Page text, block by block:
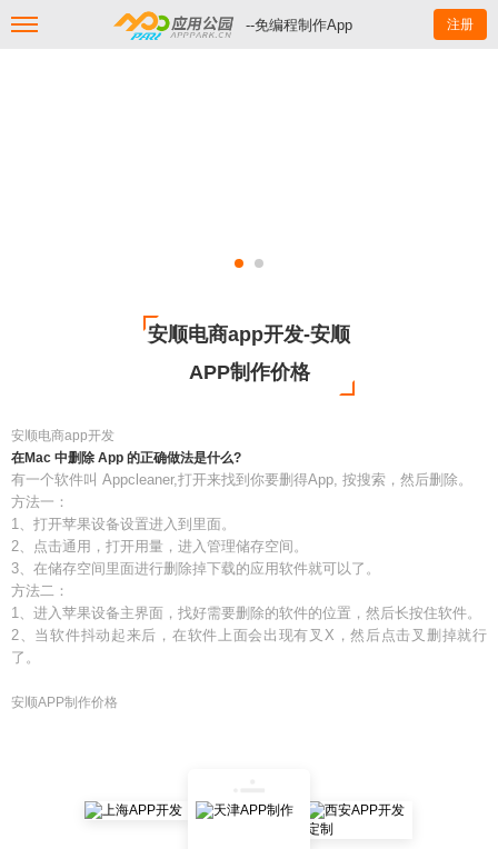
--免编程制作App 注册
安顺电商app开发-安顺
APP制作价格
安顺电商app开发
在Mac 中删除 App 的正确做法是什么?
有一个软件叫 Appcleaner,打开来找到你要删得App, 按搜索，然后删除。
方法一：
1、打开苹果设备设置进入到里面。
2、点击通用，打开用量，进入管理储存空间。
3、在储存空间里面进行删除掉下载的应用软件就可以了。
方法二：
1、进入苹果设备主界面，找好需要删除的软件的位置，然后长按住软件。
2、当软件抖动起来后，在软件上面会出现有叉X，然后点击叉删掉就行
了。
安顺APP制作价格